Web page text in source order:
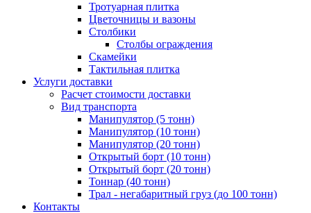
Тротуарная плитка
Цветочницы и вазоны
Столбики
Столбы ограждения
Скамейки
Тактильная плитка
Услуги доставки
Расчет стоимости доставки
Вид транспорта
Манипулятор (5 тонн)
Манипулятор (10 тонн)
Манипулятор (20 тонн)
Открытый борт (10 тонн)
Открытый борт (20 тонн)
Тоннар (40 тонн)
Трал - негабаритный груз (до 100 тонн)
Контакты